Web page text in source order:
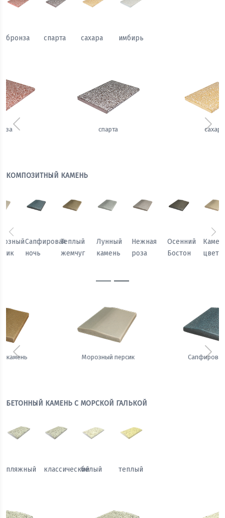
бронза спарта сахара имбирь
Предыдущий
КОМПОЗИТНЫЙ КАМЕНЬ
Осенний
Бостон
Каменный
цветок
Песчаный
камень
Морозный
персик
Сапфировая
ночь
Теплый
жемчуг
Предыдущий
Сапфировая ночь
Предыдущий
БЕТОННЫЙ КАМЕНЬ С МОРСКОЙ ГАЛЬКОЙ
пляжный классическийбелый теплый